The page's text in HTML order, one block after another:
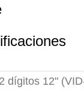
2 dígitos 12"